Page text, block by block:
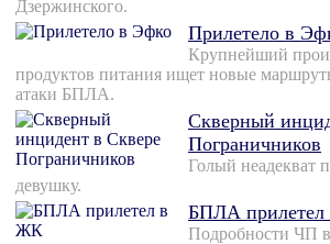
Дзержинского.
Прилетело в
Крупнейший
продуктов питания ищет новые
атаки БПЛА.
Скверный
Пограничников
Голый неадекват
девушку.
БПЛА
Подробности ЧП